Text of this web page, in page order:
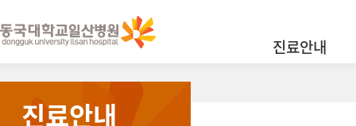
진료안내
진료안내